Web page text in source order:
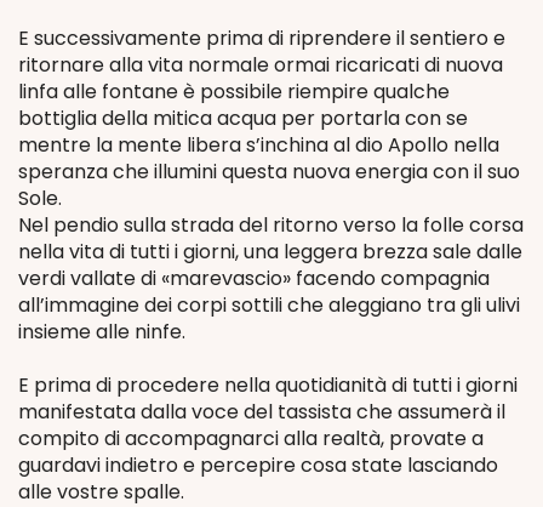
E successivamente prima di riprendere il sentiero e
ritornare alla vita normale ormai ricaricati di nuova
linfa alle fontane è possibile riempire qualche
bottiglia della mitica acqua per portarla con se
mentre la mente libera s’inchina al dio Apollo nella
speranza che illumini questa nuova energia con il suo
Sole.
Nel pendio sulla strada del ritorno verso la folle corsa
nella vita di tutti i giorni, una leggera brezza sale dalle
verdi vallate di «marevascio» facendo compagnia
all’immagine dei corpi sottili che aleggiano tra gli ulivi
insieme alle ninfe.
E prima di procedere nella quotidianità di tutti i giorni
manifestata dalla voce del tassista che assumerà il
compito di accompagnarci alla realtà, provate a
guardavi indietro e percepire cosa state lasciando
alle vostre spalle.